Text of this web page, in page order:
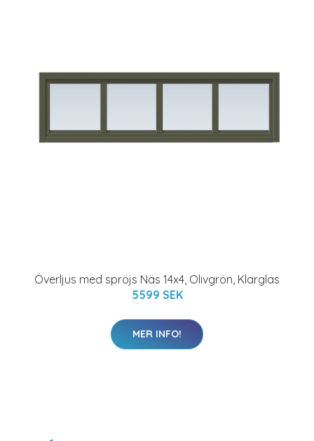
Överljus med spröjs Näs 14x4, Olivgrön, Klarglas
5599 SEK
MER INFO!